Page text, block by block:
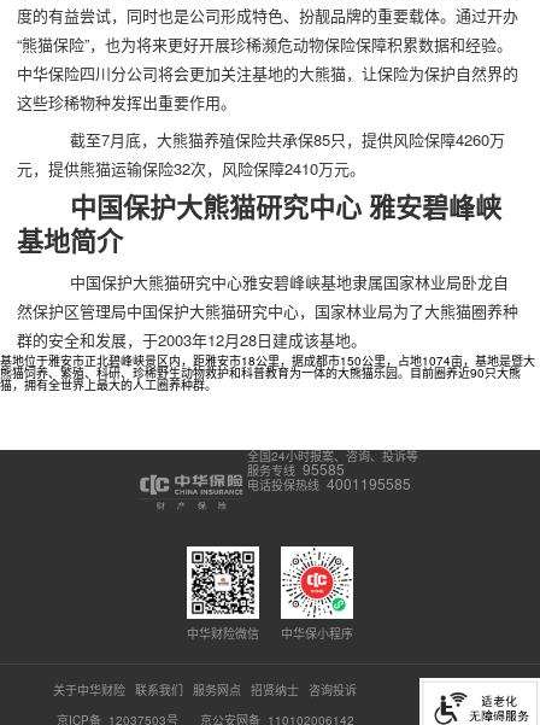
度的有益尝试，同时也是公司形成特色、扮靓品牌的重要载体。通过开办
“熊猫保险”，也为将来更好开展珍稀濒危动物保险保障积累数据和经验。
中华保险四川分公司将会更加关注基地的大熊猫，让保险为保护自然界的
这些珍稀物种发挥出重要作用。
截至7月底，大熊猫养殖保险共承保85只，提供风险保障4260万
元，提供熊猫运输保险32次，风险保障2410万元。
中国保护大熊猫研究中心 雅安碧峰峡
基地简介
中国保护大熊猫研究中心雅安碧峰峡基地隶属国家林业局卧龙自
然保护区管理局中国保护大熊猫研究中心，国家林业局为了大熊猫圈养种
群的安全和发展，于2003年12月28日建成该基地。
基地位于雅安市正北碧峰峡景区内，距雅安市18公里，据成都市150公里，占地1074亩，基地是暨大
熊猫饲养、繁殖、科研、珍稀野生动物救护和科普教育为一体的大熊猫乐园。目前圈养近90只大熊
猫，拥有全世界上最大的人工圈养种群。
全国24小时报案、咨询、投诉等
服务专线 95585
电话投保热线 4001195585
中华财险微信 中华保小程序
关于中华财险 联系我们 服务网点 招贤纳士 咨询投诉
京ICP备 12037503号
京公安网备 110102006142